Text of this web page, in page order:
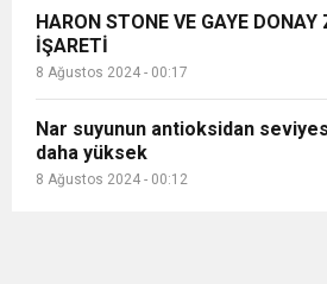
HARON STONE VE GAYE DONAY
İŞARETİ
8 Ağustos 2024 - 00:17
Nar suyunun antioksidan
daha yüksek
8 Ağustos 2024 - 00:12